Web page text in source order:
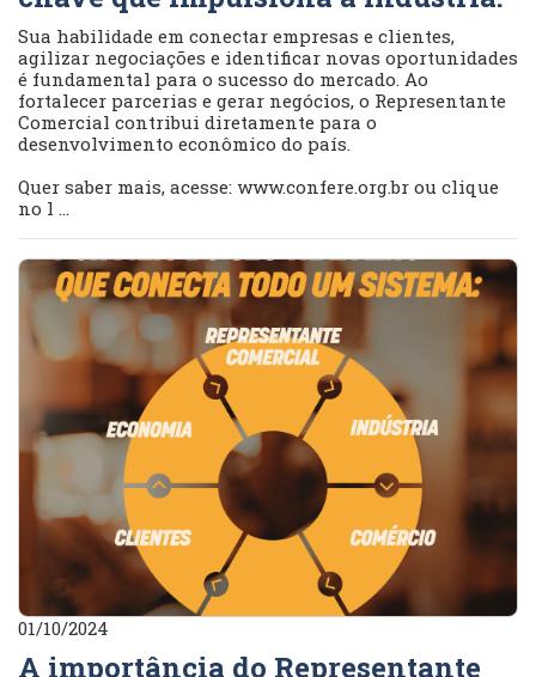
Sua habilidade em conectar empresas e clientes,
agilizar negociações e identificar novas oportunidades
é fundamental para o sucesso do mercado. Ao
fortalecer parcerias e gerar negócios, o Representante
Comercial contribui diretamente para o
desenvolvimento econômico do país.
Quer saber mais, acesse: www.confere.org.br ou clique
no l ...
01/10/2024
A importância do Representante